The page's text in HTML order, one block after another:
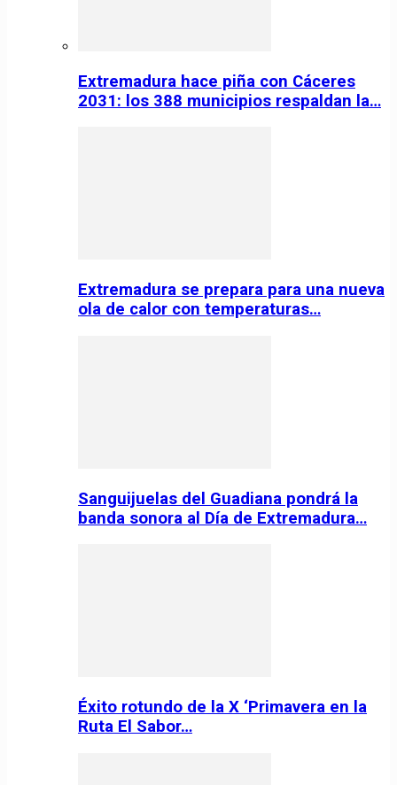
Extremadura hace piña con Cáceres
2031: los 388 municipios respaldan la…
Extremadura se prepara para una nueva
ola de calor con temperaturas…
Sanguijuelas del Guadiana pondrá la
banda sonora al Día de Extremadura…
Éxito rotundo de la X ‘Primavera en la
Ruta El Sabor…